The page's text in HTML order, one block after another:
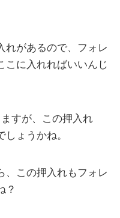
れがあるので、フォレ
こに入れればいいんじ
すが、この押入れ
ょうかね。
、この押入れもフォレ
？